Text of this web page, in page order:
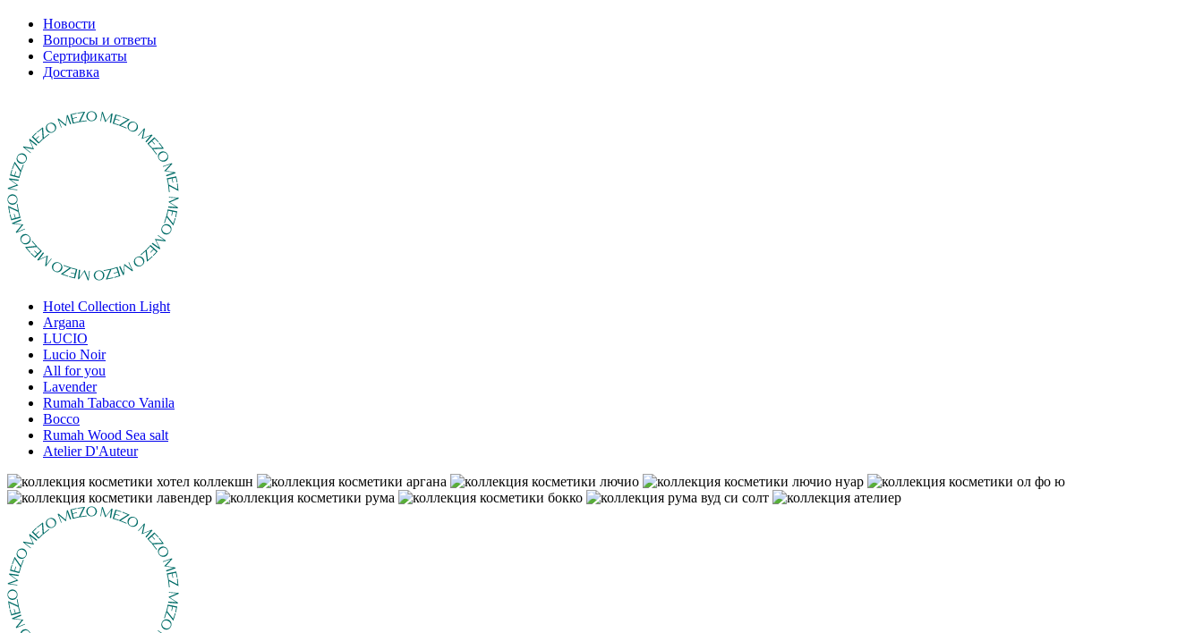
Новости
Вопросы и ответы
Сертификаты
Доставка
Hotel Collection Light
Argana
LUCIO
Lucio Noir
All for you
Lavender
Rumah Tabacco Vanila
Bocco
Rumah Wood Sea salt
Atelier D'Auteur